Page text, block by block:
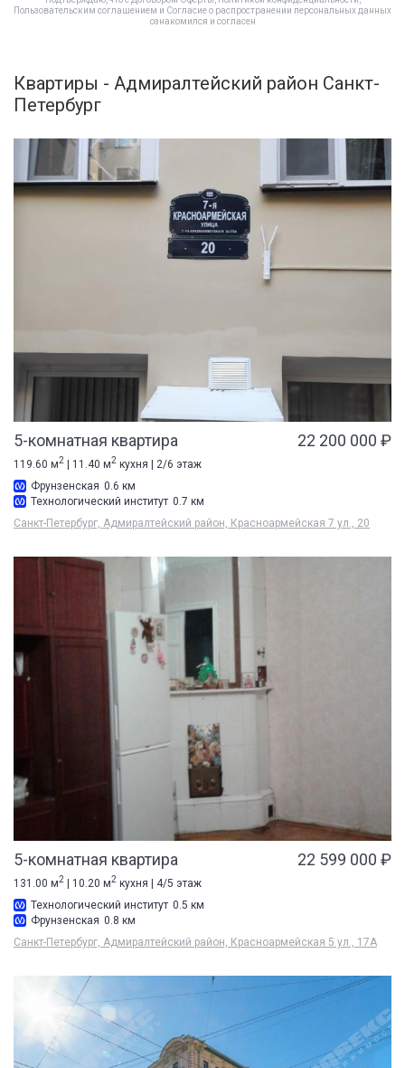
Пользовательским соглашением и Согласие о распространении персональных данных
ознакомился и согласен
Квартиры - Адмиралтейский район Санкт-
Петербург
5-комнатная квартира 22 200 000 ₽
119.60 м2 | 11.40 м2 кухня | 2/6 этаж
Фрунзенская 0.6 км
Технологический институт 0.7 км
Санкт-Петербург, Адмиралтейский район, Красноармейская 7 ул., 20
5-комнатная квартира 22 599 000 ₽
131.00 м2 | 10.20 м2 кухня | 4/5 этаж
Технологический институт 0.5 км
Фрунзенская 0.8 км
Санкт-Петербург, Адмиралтейский район, Красноармейская 5 ул., 17А